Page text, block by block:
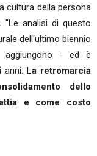
cultura della persona
analisi di questo
dell'ultimo biennio
aggiungono - ed è
anni. La retromarcia
dello
e come costo